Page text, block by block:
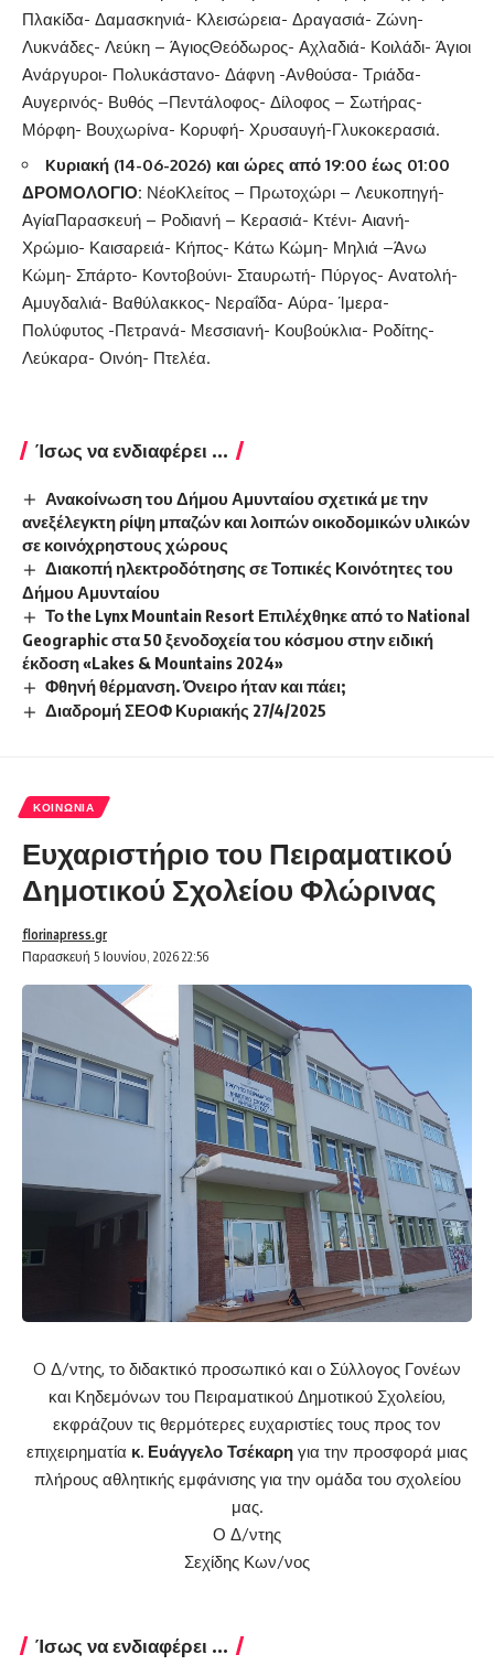
Πλακίδα- Δαμασκηνιά- Κλεισώρεια- Δραγασιά- Ζώνη-
Λυκνάδες- Λεύκη – ΆγιοςΘεόδωρος- Αχλαδιά- Κοιλάδι- Άγιοι
Ανάργυροι- Πολυκάστανο- Δάφνη -Ανθούσα- Τριάδα-
Αυγερινός- Βυθός –Πεντάλοφος- Δίλοφος – Σωτήρας-
Μόρφη- Βουχωρίνα- Κορυφή- Χρυσαυγή-Γλυκοκερασιά.
Kυριακή (14-06-2026) και ώρες από 19:00 έως 01:00
ΔΡΟΜΟΛΟΓΙΟ: ΝέοΚλείτος – Πρωτοχώρι – Λευκοπηγή-
ΑγίαΠαρασκευή – Ροδιανή – Κερασιά- Κτένι- Αιανή-
Χρώμιο- Καισαρειά- Κήπος- Κάτω Κώμη- Μηλιά –Άνω
Κώμη- Σπάρτο- Κοντοβούνι- Σταυρωτή- Πύργος- Ανατολή-
Αμυγδαλιά- Βαθύλακκος- Νεραΐδα- Αύρα- Ίμερα-
Πολύφυτος -Πετρανά- Μεσσιανή- Κουβούκλια- Ροδίτης-
Λεύκαρα- Οινόη- Πτελέα.
Ίσως να ενδιαφέρει ...
Ανακοίνωση του Δήμου Αμυνταίου σχετικά με την
ανεξέλεγκτη ρίψη μπαζών και λοιπών οικοδομικών υλικών
σε κοινόχρηστους χώρους
Διακοπή ηλεκτροδότησης σε Τοπικές Κοινότητες του
Δήμου Αμυνταίου
Το the Lynx Mountain Resort Επιλέχθηκε από το National
Geographic στα 50 ξενοδοχεία του κόσμου στην ειδική
έκδοση «Lakes & Mountains 2024»
Φθηνή θέρμανση. Όνειρο ήταν και πάει;
Διαδρομή ΣΕΟΦ Κυριακής 27/4/2025
ΚΟΙΝΩΝΊΑ
Ευχαριστήριο του Πειραματικού
Δημοτικού Σχολείου Φλώρινας
Παρασκευή 5 Ιουνίου, 2026 22:56
florinapress.gr
O Δ/ντης, το διδακτικό προσωπικό και ο Σύλλογος Γονέων
και Κηδεμόνων του Πειραματικού Δημοτικού Σχολείου,
εκφράζουν τις θερμότερες ευχαριστίες τους προς τoν
επιχειρηματία κ. Ευάγγελο Τσέκαρη για την προσφορά μιας
πλήρους αθλητικής εμφάνισης για την ομάδα του σχολείου
μας.
Ο Δ/ντης
Σεχίδης Κων/νος
Ίσως να ενδιαφέρει ...